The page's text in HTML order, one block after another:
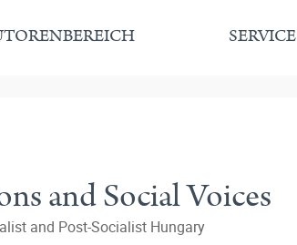
SERVICE
and Social Voices
and Post-Socialist Hungary